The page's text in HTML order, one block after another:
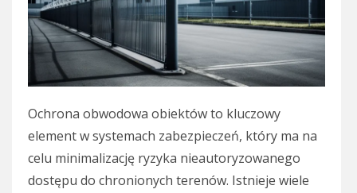
Ochrona obwodowa obiektów to kluczowy
element w systemach zabezpieczeń, który ma na
celu minimalizację ryzyka nieautoryzowanego
dostępu do chronionych terenów. Istnieje wiele